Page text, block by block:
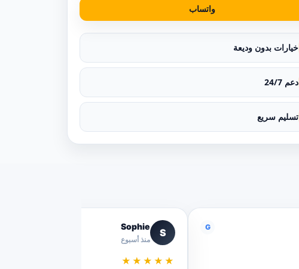
واتساب
خيارات بدون وديعة
دعم 24/7
تسليم سريع
G
S
Sophie
منذ أسبوع
★★★★★